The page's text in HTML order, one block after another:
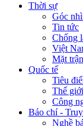
Thời sự
Góc
Tin tức
Chống
Việt
Mặt trận
Quốc tế
Tiêu
Thế
Công
Báo chí -
Nghề